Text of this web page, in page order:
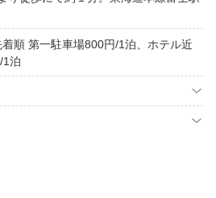
順 第一駐車場800円/1泊、ホテル近
1泊